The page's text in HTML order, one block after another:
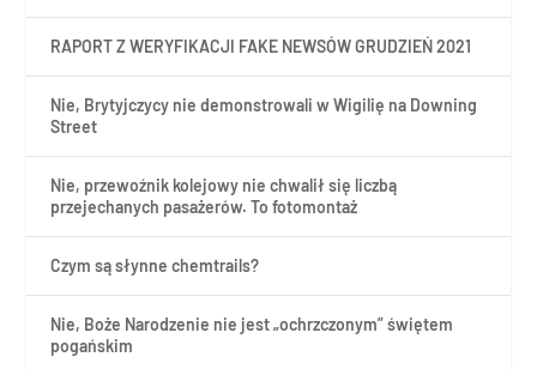
RAPORT Z WERYFIKACJI FAKE NEWSÓW GRUDZIEŃ 2021
Nie, Brytyjczycy nie demonstrowali w Wigilię na Downing
Street
Nie, przewoźnik kolejowy nie chwalił się liczbą
przejechanych pasażerów. To fotomontaż
Czym są słynne chemtrails?
Nie, Boże Narodzenie nie jest „ochrzczonym” świętem
pogańskim